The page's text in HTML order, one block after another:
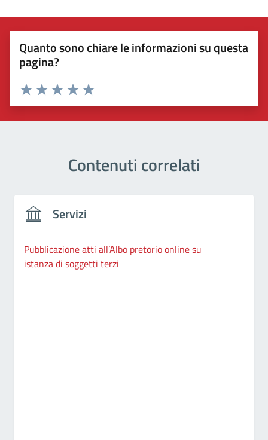
Quanto sono chiare le informazioni su questa
pagina?
Valuta 5 stelle su 5
Valuta 4 stelle su 5
Valuta 3 stelle su 5
Valuta 2 stelle su 5
Valuta 1 stelle su 5
Contenuti correlati
Servizi
Pubblicazione atti all’Albo pretorio online su
istanza di soggetti terzi